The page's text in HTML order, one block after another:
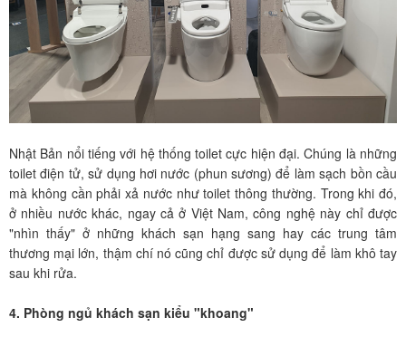
Nhật Bản nổi tiếng với hệ thống toilet cực hiện đại. Chúng là những
toilet điện tử, sử dụng hơi nước (phun sương) để làm sạch bồn cầu
mà không cần phải xả nước như toilet thông thường. Trong khi đó,
ở nhiều nước khác, ngay cả ở Việt Nam, công nghệ này chỉ được
"nhìn thấy" ở những khách sạn hạng sang hay các trung tâm
thương mại lớn, thậm chí nó cũng chỉ được sử dụng để làm khô tay
sau khi rửa.
4. Phòng ngủ khách sạn kiểu "khoang"